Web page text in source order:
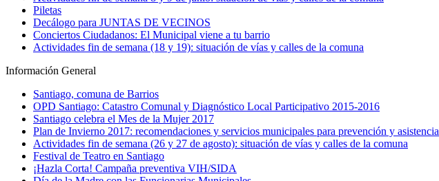
Piletas
Decálogo para JUNTAS DE VECINOS
Conciertos Ciudadanos: El Municipal viene a tu barrio
Actividades fin de semana (18 y 19): situación de vías y calles de la comuna
Información General
Santiago, comuna de Barrios
OPD Santiago: Catastro Comunal y Diagnóstico Local Participativo 2015-2016
Santiago celebra el Mes de la Mujer 2017
Plan de Invierno 2017: recomendaciones y servicios municipales para prevención y asistencia
Actividades fin de semana (26 y 27 de agosto): situación de vías y calles de la comuna
Festival de Teatro en Santiago
¡Hazla Corta! Campaña preventiva VIH/SIDA